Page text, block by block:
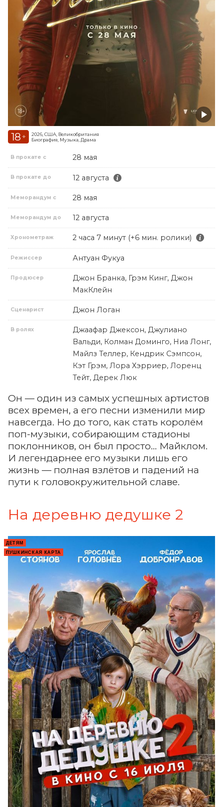
18 +
2026, США, Великобритания
Биография, Музыка, Драма
В прокате с 28 мая
В прокате до 12 августа
Меморандум с 28 мая
Меморандум до 12 августа
Хронометраж 2 часа 7 минут (+6 мин. ролики)
Режиссер Антуан Фукуа
Продюсер
Джон Бранка, Грэм Кинг, Джон
МакКлейн
Сценарист Джон Логан
В ролях
Джаафар Джексон, Джулиано
Вальди, Колман Доминго, Ниа Лонг,
Майлз Теллер, Кендрик Сэмпсон,
Кэт Грэм, Лора Хэрриер, Лоренц
Тейт, Дерек Люк
Он — один из самых успешных артистов
всех времен, а его песни изменили мир
навсегда. Но до того, как стать королём
поп-музыки, собирающим стадионы
поклонников, он был просто... Майклом.
И легендарнее его музыки лишь его
жизнь — полная взлётов и падений на
пути к головокружительной славе.
На деревню дедушке 2
ДЕТЯМ
ПУШКИНСКАЯ КАРТА